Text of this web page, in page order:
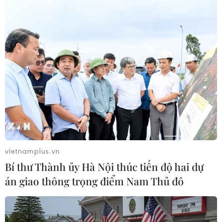
#Vitré #Tết cổ truyền #Bánh chưng #Phong tục
Theo dõi VietnamPlus
TIN CÙNG CHUYÊN MỤC
vietnamplus.vn
Bí thư Thành ủy Hà Nội thúc tiến độ hai dự
án giao thông trọng điểm Nam Thủ đô